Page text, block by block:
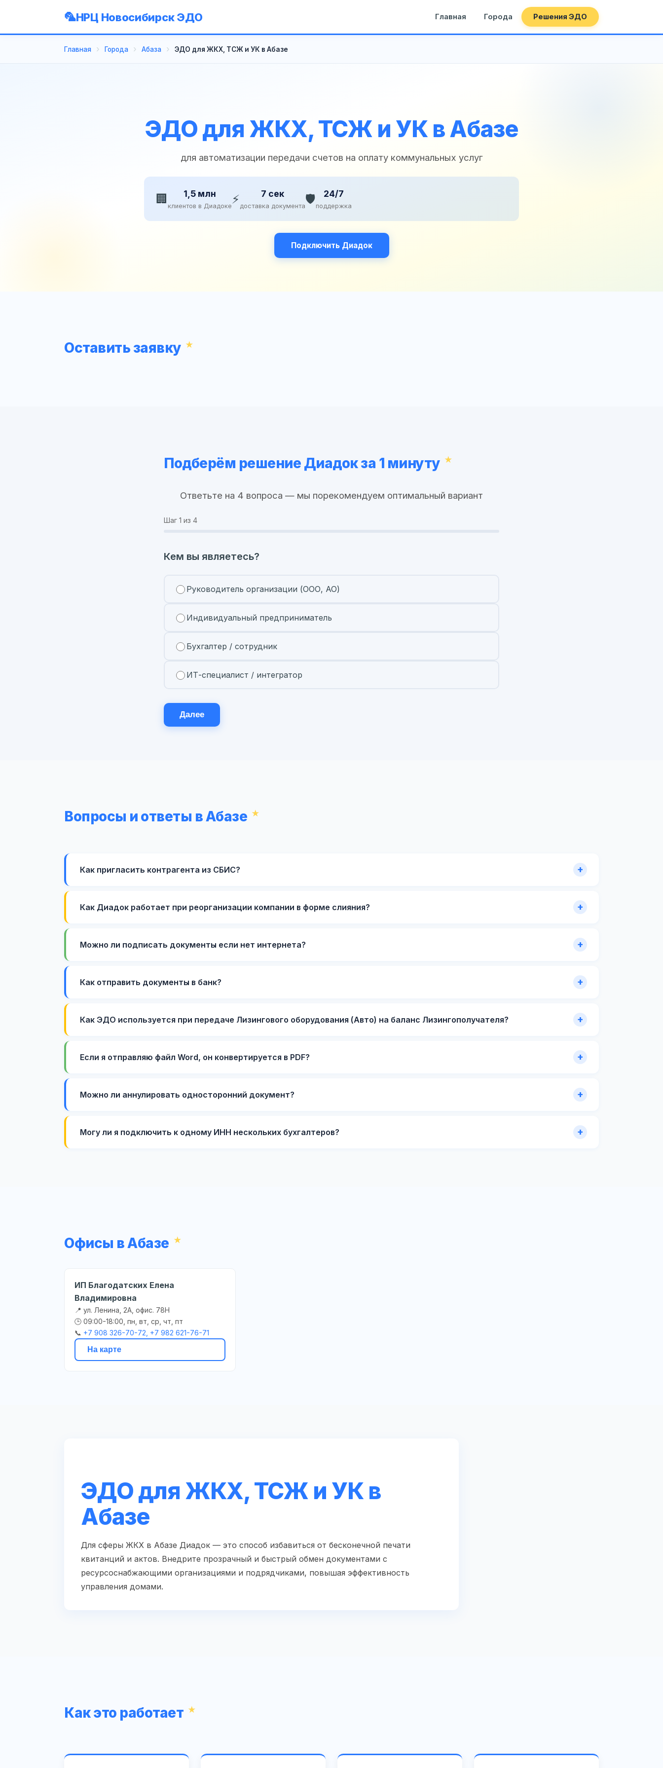
НРЦ Новосибирск ЭДО Главная Города Решения ЭДО
Главная Города Абаза ЭДО для ЖКХ, ТСЖ и УК в Абазе
ЭДО для ЖКХ, ТСЖ и УК в Абазе
для автоматизации передачи счетов на оплату коммунальных услуг
🏢 1,5 млн
клиентов в Диадоке ⚡ 7 сек
доставка документа🛡️ 24/7
поддержка
Подключить Диадок
Оставить заявку
Подберём решение Диадок за 1 минуту
Ответьте на 4 вопроса — мы порекомендуем оптимальный вариант
Шаг 1 из 4
Кем вы являетесь?
Руководитель организации (ООО, АО)
Индивидуальный предприниматель
Бухгалтер / сотрудник
ИТ-специалист / интегратор
Далее
Вопросы и ответы в Абазе
Как пригласить контрагента из СБИС?
Как Диадок работает при реорганизации компании в форме слияния?
Можно ли подписать документы если нет интернета?
Как отправить документы в банк?
Как ЭДО используется при передаче Лизингового оборудования (Авто) на баланс Лизингополучателя?
Если я отправляю файл Word, он конвертируется в PDF?
Можно ли аннулировать односторонний документ?
Могу ли я подключить к одному ИНН нескольких бухгалтеров?
Офисы в Абазе
ИП Благодатских Елена
Владимировна
📍 ул. Ленина, 2А, офис. 78Н
🕒 09:00-18:00, пн, вт, ср, чт, пт
📞 +7 908 326-70-72, +7 982 621-76-71
На карте
ЭДО для ЖКХ, ТСЖ и УК в
Абазе
Для сферы ЖКХ в Абазе Диадок — это способ избавиться от бесконечной печати
квитанций и актов. Внедрите прозрачный и быстрый обмен документами с
ресурсоснабжающими организациями и подрядчиками, повышая эффективность
управления домами.
Как это работает